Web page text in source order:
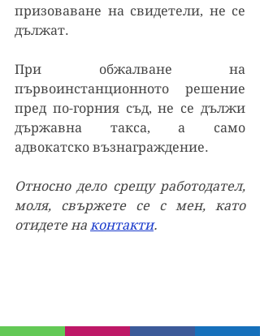
призоваване на свидетели, не се
дължат.
При обжалване на
първоинстанционното решение
пред по-горния съд, не се дължи
държавна такса, а само
адвокатско възнаграждение.
Относно дело срещу работодател,
моля, свържете се с мен, като
отидете на контакти.